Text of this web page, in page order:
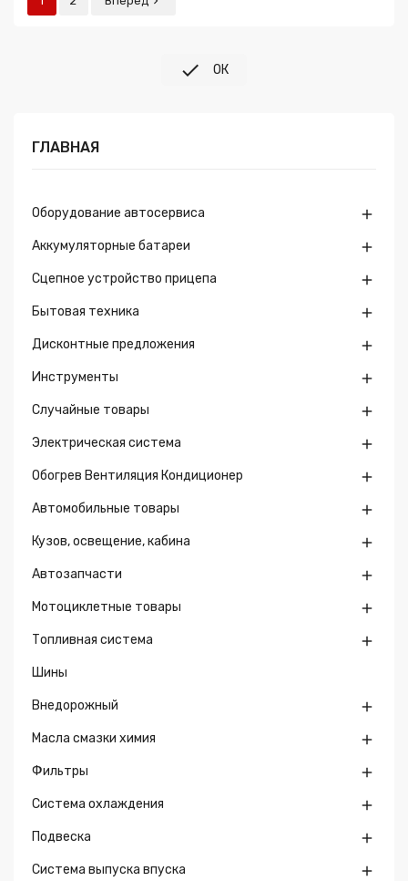
 ОК
ГЛАВНАЯ
Оборудование автосервиса 
Аккумуляторные батареи 
Сцепное устройство прицепа 
Бытовая техника 
Дисконтные предложения 
Инструменты 
Случайные товары 
Электрическая система 
Обогрев Вентиляция Кондиционер 
Автомобильные товары 
Кузов, освещение, кабина 
Автозапчасти 
Мотоциклетные товары 
Топливная система 
Шины
Внедорожный 
Масла смазки химия 
Фильтры 
Система охлаждения 
Подвеска 
Система выпуска впуска 